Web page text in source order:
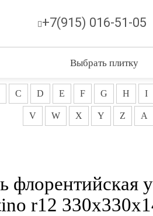
+7(915) 016-51-05
Выбрать плитку
C D E F G H I
V W X Y Z А
флорентийская
r12